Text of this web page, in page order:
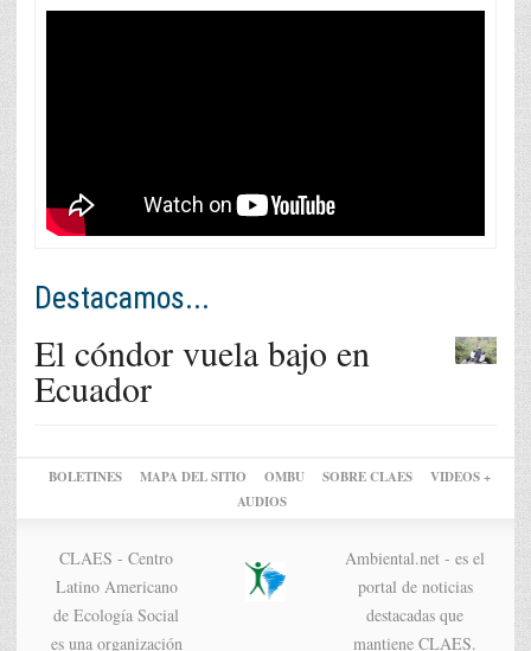
Destacamos...
El cóndor vuela bajo en
Ecuador
BOLETINES MAPA DEL SITIO OMBU SOBRE CLAES
VIDEOS +
AUDIOS
CLAES - Centro
Latino Americano
de Ecología Social
es una organización
Ambiental.net - es el
portal de noticias
destacadas que
mantiene CLAES.